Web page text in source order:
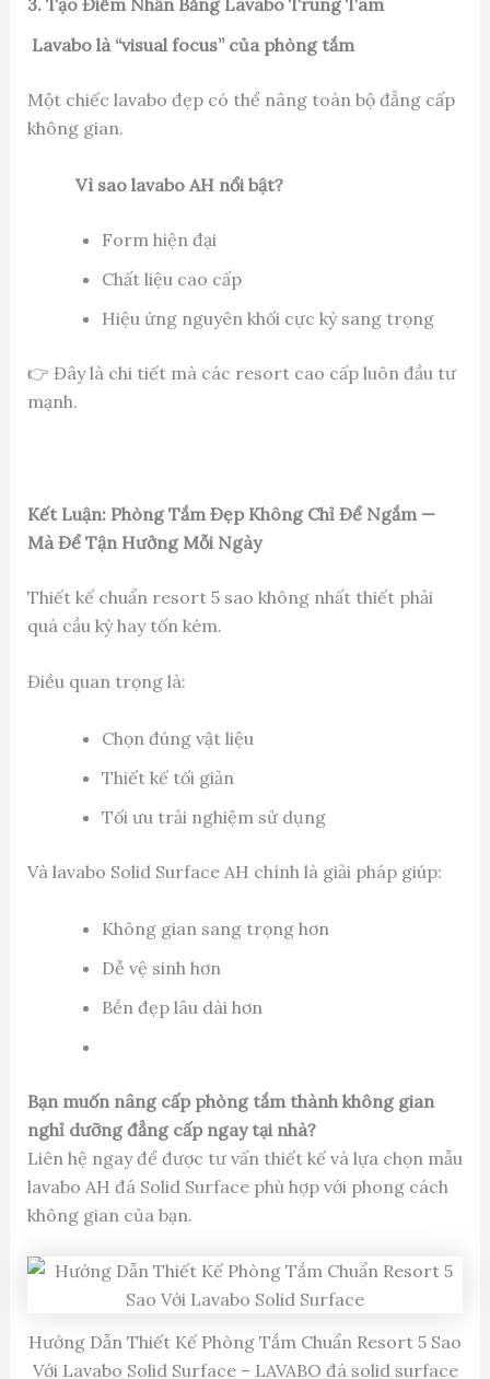
Lavabo là “visual focus” của phòng tắm
Một chiếc lavabo đẹp có thể nâng toàn bộ đẳng cấp
không gian.
Vì sao lavabo AH nổi bật?
Form hiện đại
Chất liệu cao cấp
Hiệu ứng nguyên khối cực kỳ sang trọng
👉 Đây là chi tiết mà các resort cao cấp luôn đầu tư
mạnh.
Kết Luận: Phòng Tắm Đẹp Không Chỉ Để Ngắm —
Mà Để Tận Hưởng Mỗi Ngày
Thiết kế chuẩn resort 5 sao không nhất thiết phải
quá cầu kỳ hay tốn kém.
Điều quan trọng là:
Chọn đúng vật liệu
Thiết kế tối giản
Tối ưu trải nghiệm sử dụng
Và lavabo Solid Surface AH chính là giải pháp giúp:
Không gian sang trọng hơn
Dễ vệ sinh hơn
Bền đẹp lâu dài hơn
Bạn muốn nâng cấp phòng tắm thành không gian
nghỉ dưỡng đẳng cấp ngay tại nhà?
Liên hệ ngay để được tư vấn thiết kế và lựa chọn mẫu
lavabo AH đá Solid Surface phù hợp với phong cách
không gian của bạn.
Hướng Dẫn Thiết Kế Phòng Tắm Chuẩn Resort 5 Sao
Với Lavabo Solid Surface – LAVABO đá solid surface